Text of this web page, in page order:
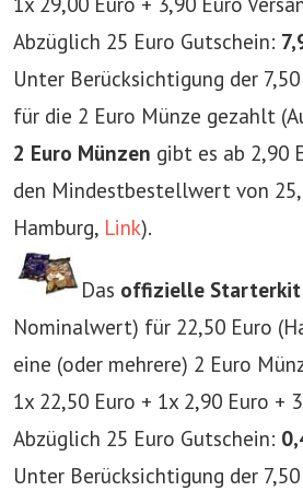
Abzüglich 25 Euro Gutschein:
Unter Berücksichtigung der
für die 2 Euro Münze gezahlt
2 Euro Münzen gibt es ab 2,90
den Mindestbestellwert von
Hamburg, Link).
Das offizielle Starterkit
Nominalwert) für 22,50 Euro
eine (oder mehrere) 2 Euro
1x 22,50 Euro + 1x 2,90 Euro +
Abzüglich 25 Euro Gutschein:
Unter Berücksichtigung der